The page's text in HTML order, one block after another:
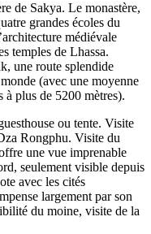
de Sakya. Le monastère,
grandes écoles du
médiévale
temples de Lhassa.
une route splendide
(avec une moyenne
à plus de 5200 mètres).
ou tente. Visite
Rongphu. Visite du
une vue imprenable
seulement visible depuis
avec les cités
largement par son
du moine, visite de la